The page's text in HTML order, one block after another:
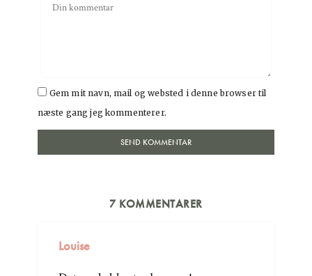
Gem mit navn, mail og websted i denne browser til
næste gang jeg kommenterer.
7 KOMMENTARER
Louise